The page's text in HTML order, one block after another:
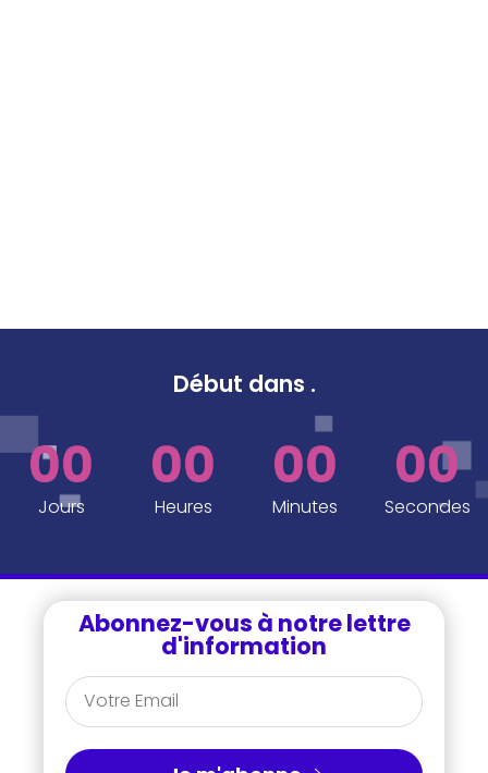
Début dans .
00
Jours
00
Heures
00
Minutes
00
Secondes
Abonnez-vous à notre lettre
d'information